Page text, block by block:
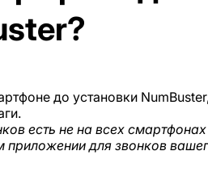
до установки
есть не на всех
приложении для звонков